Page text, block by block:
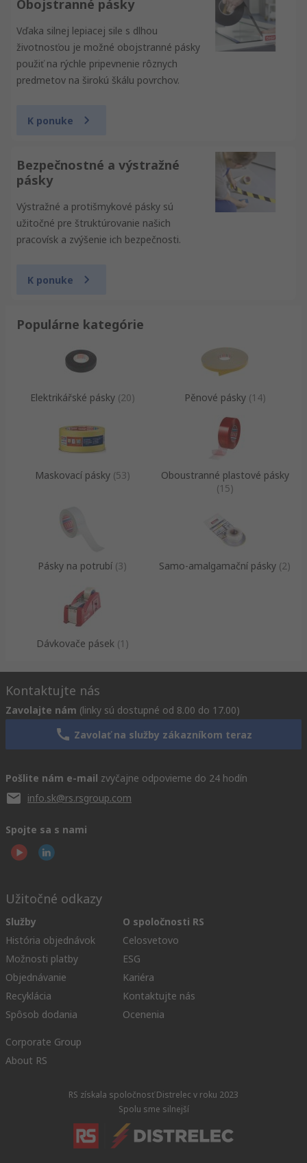
Obojstranné pásky
Vďaka silnej lepiacej sile s dlhou
životnosťou je možné obojstranné pásky
použiť na rýchle pripevnenie rôznych
predmetov na širokú škálu povrchov.
K ponuke
Bezpečnostné a výstražné
pásky
Výstražné a protišmykové pásky sú
užitočné pre štruktúrovanie našich
pracovísk a zvýšenie ich bezpečnosti.
K ponuke
Populárne kategórie
Elektrikářské pásky (20) Pěnové pásky (14)
Maskovací pásky (53)
Oboustranné plastové pásky
(15)
Pásky na potrubí (3) Samo-amalgamační pásky (2)
Dávkovače pásek (1 )
Kontaktujte nás
Zavolajte nám (linky sú dostupné od 8.00 do 17.00)
Zavolať na služby zákazníkom teraz
Pošlite nám e-mail zvyčajne odpovieme do 24 hodín
info.sk@rs.rsgroup.com
Spojte sa s nami
Užitočné odkazy
Služby
História objednávok
Možnosti platby
Objednávanie
Recyklácia
Spôsob dodania
O spoločnosti RS
Celosvetovo
ESG
Kariéra
Kontaktujte nás
Ocenenia
Corporate Group
About RS
RS získala spoločnosť Distrelec v roku 2023
Spolu sme silnejší